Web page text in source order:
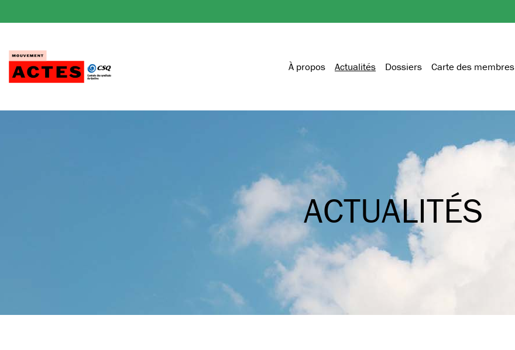
au
À propos Actualités Dossiers Carte des membres
ACTUALITÉS